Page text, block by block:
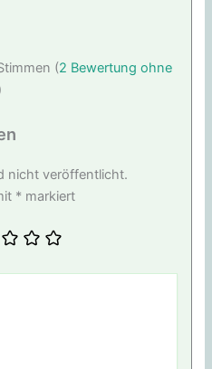
(2 Bewertung ohne
nicht veröffentlicht.
* markiert